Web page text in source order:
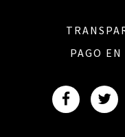
PAGO